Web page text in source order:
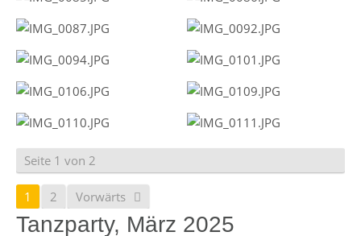
Seite 1 von 2
1 2 Vorwärts
Tanzparty, März 2025